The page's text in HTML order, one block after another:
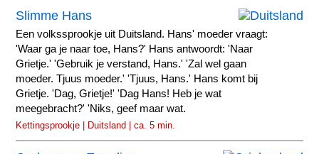
Slimme Hans
Een volkssprookje uit Duitsland. Hans' moeder vraagt:
'Waar ga je naar toe, Hans?' Hans antwoordt: 'Naar
Grietje.' 'Gebruik je verstand, Hans.' 'Zal wel gaan
moeder. Tjuus moeder.' 'Tjuus, Hans.' Hans komt bij
Grietje. 'Dag, Grietje!' 'Dag Hans! Heb je wat
meegebracht?' 'Niks, geef maar wat.
Kettingsprookje | Duitsland | ca. 5 min.